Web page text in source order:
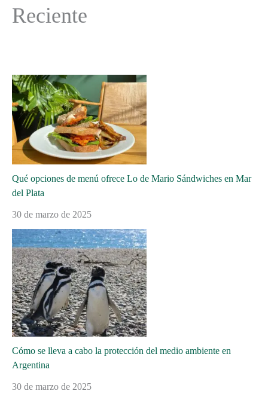
Reciente
Qué opciones de menú ofrece Lo de Mario Sándwiches en Mar
del Plata
30 de marzo de 2025
Cómo se lleva a cabo la protección del medio ambiente en
Argentina
30 de marzo de 2025